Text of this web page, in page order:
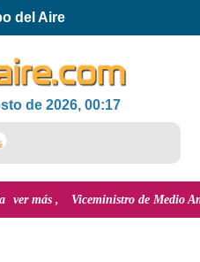
del Aire
de 2026, 00:17
Viceministro de Medio Ambiente,